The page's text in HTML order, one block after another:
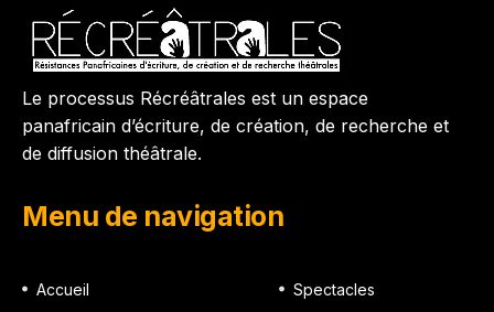
Le processus Récréâtrales est un espace
panafricain d’écriture, de création, de recherche et
de diffusion théâtrale.
Menu de navigation
Accueil Spectacles